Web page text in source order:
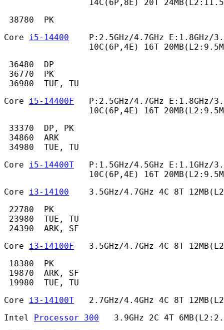
14C(6P,8E) 20T
38780  PK
Core i5-14400
P:2.5GHz/4.7GHz E:1.8GHz/
10C(6P,4E) 16T
36480  DP
36770  PK
36980  TUE, TU
Core i5-14400F
P:2.5GHz/4.7GHz E:1.8GHz/
10C(6P,4E) 16T
33370  DP, PK
34860  ARK
34980  TUE, TU
Core i5-14400T
P:1.5GHz/4.5GHz E:1.1GHz/
10C(6P,4E) 16T
Core i3-14100
3.5GHz/4.7GHz 4C 8T
22780  PK
23980  TUE, TU
24390  ARK, SF
Core i3-14100F
3.5GHz/4.7GHz 4C 8T
18380  PK
19870  ARK, SF
19980  TUE, TU
Core i3-14100T
2.7GHz/4.4GHz 4C 8T
Intel
Processor 300
3.9GHz 2C 4T